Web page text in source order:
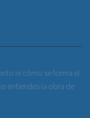
ni cómo se forma el
entiendes la obra de